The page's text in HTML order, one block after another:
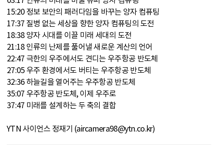
15:20 정보 보안의 패러다임을 바꾸는 양자 컴퓨팅
17:37 질병 없는 세상을 향한 양자 컴퓨팅의 도전
18:38 양자 시대를 이끌 미래 세대의 도전
21:18 인류의 난제를 풀어낼 새로운 계산의 언어
22:47 극한의 우주에서도 견디는 우주항공 반도체
27:05 우주 환경에서도 버티는 우주항공 반도체
32:36 하늘길을 열어주는 우주항공 반도체
35:07 우주항공 반도체, 이제 우주로
37:47 미래를 설계하는 두 축의 결합
YTN 사이언스 정재기 (aircamera98@ytn.co.kr)